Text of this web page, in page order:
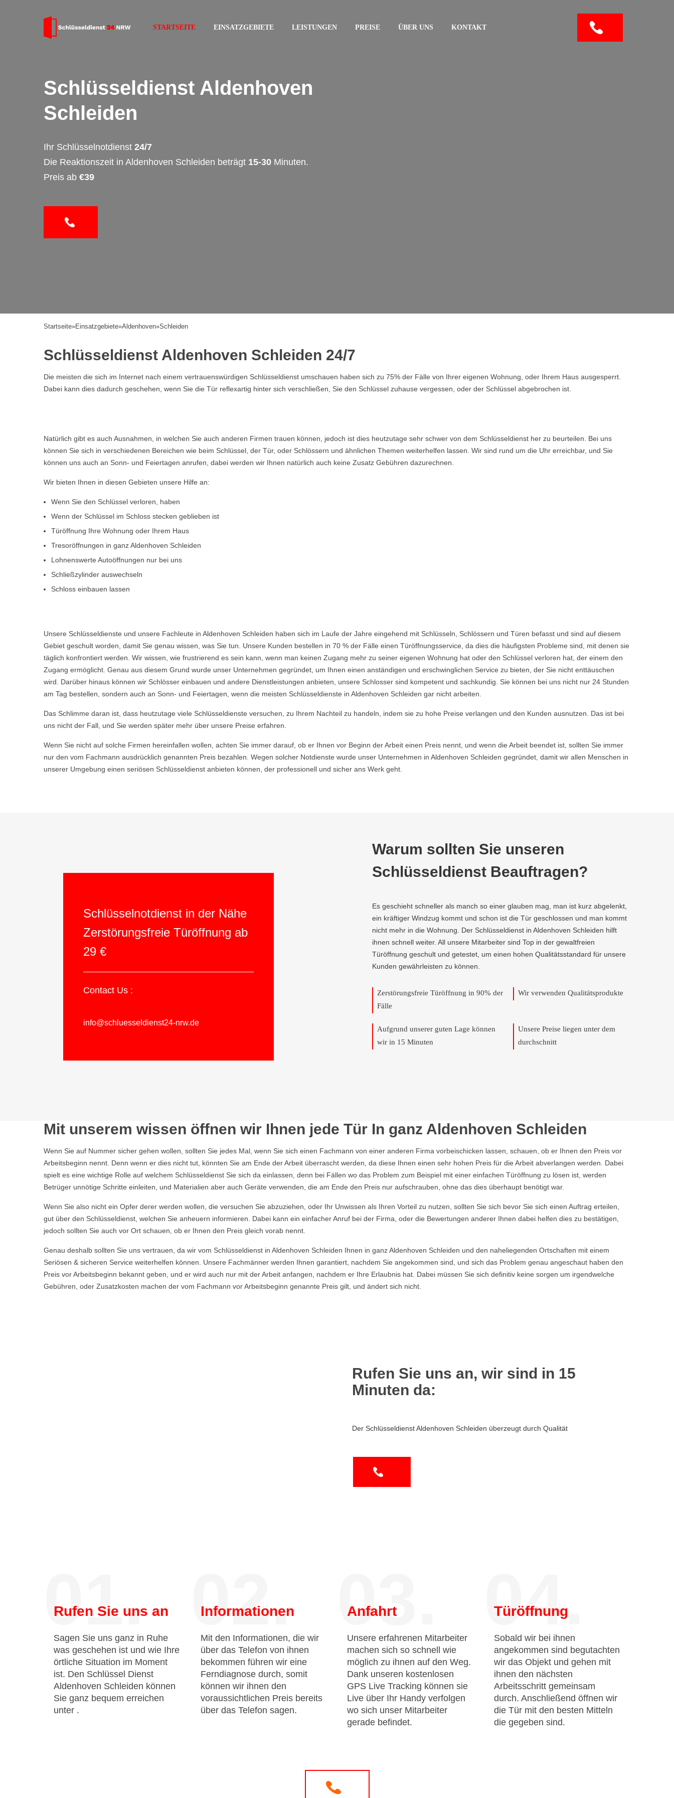
STARTSEITE EINSATZGEBIETE LEISTUNGEN PREISE ÜBER UNS KONTAKT
Schlüsseldienst Aldenhoven
Schleiden
Ihr Schlüsselnotdienst 24/7
Die Reaktionszeit in Aldenhoven Schleiden beträgt 15-30 Minuten.
Preis ab €39
Startseite»Einsatzgebiete»Aldenhoven»Schleiden
Schlüsseldienst Aldenhoven Schleiden 24/7
Die meisten die sich im Internet nach einem vertrauenswürdigen Schlüsseldienst umschauen haben sich zu 75% der Fälle von Ihrer eigenen Wohnung, oder Ihrem Haus ausgesperrt.
Dabei kann dies dadurch geschehen, wenn Sie die Tür reflexartig hinter sich verschließen, Sie den Schlüssel zuhause vergessen, oder der Schlüssel abgebrochen ist.
Natürlich gibt es auch Ausnahmen, in welchen Sie auch anderen Firmen trauen können, jedoch ist dies heutzutage sehr schwer von dem Schlüsseldienst her zu beurteilen. Bei uns
können Sie sich in verschiedenen Bereichen wie beim Schlüssel, der Tür, oder Schlössern und ähnlichen Themen weiterhelfen lassen. Wir sind rund um die Uhr erreichbar, und Sie
können uns auch an Sonn- und Feiertagen anrufen, dabei werden wir Ihnen natürlich auch keine Zusatz Gebühren dazurechnen.
Wir bieten Ihnen in diesen Gebieten unsere Hilfe an:
Wenn Sie den Schlüssel verloren, haben
Wenn der Schlüssel im Schloss stecken geblieben ist
Türöffnung Ihre Wohnung oder Ihrem Haus
Tresoröffnungen in ganz Aldenhoven Schleiden
Lohnenswerte Autoöffnungen nur bei uns
Schließzylinder auswechseln
Schloss einbauen lassen
Unsere Schlüsseldienste und unsere Fachleute in Aldenhoven Schleiden haben sich im Laufe der Jahre eingehend mit Schlüsseln, Schlössern und Türen befasst und sind auf diesem
Gebiet geschult worden, damit Sie genau wissen, was Sie tun. Unsere Kunden bestellen in 70 % der Fälle einen Türöffnungsservice, da dies die häufigsten Probleme sind, mit denen sie
täglich konfrontiert werden. Wir wissen, wie frustrierend es sein kann, wenn man keinen Zugang mehr zu seiner eigenen Wohnung hat oder den Schlüssel verloren hat, der einem den
Zugang ermöglicht. Genau aus diesem Grund wurde unser Unternehmen gegründet, um Ihnen einen anständigen und erschwinglichen Service zu bieten, der Sie nicht enttäuschen
wird. Darüber hinaus können wir Schlösser einbauen und andere Dienstleistungen anbieten, unsere Schlosser sind kompetent und sachkundig. Sie können bei uns nicht nur 24 Stunden
am Tag bestellen, sondern auch an Sonn- und Feiertagen, wenn die meisten Schlüsseldienste in Aldenhoven Schleiden gar nicht arbeiten.
Das Schlimme daran ist, dass heutzutage viele Schlüsseldienste versuchen, zu Ihrem Nachteil zu handeln, indem sie zu hohe Preise verlangen und den Kunden ausnutzen. Das ist bei
uns nicht der Fall, und Sie werden später mehr über unsere Preise erfahren.
Wenn Sie nicht auf solche Firmen hereinfallen wollen, achten Sie immer darauf, ob er Ihnen vor Beginn der Arbeit einen Preis nennt, und wenn die Arbeit beendet ist, sollten Sie immer
nur den vom Fachmann ausdrücklich genannten Preis bezahlen. Wegen solcher Notdienste wurde unser Unternehmen in Aldenhoven Schleiden gegründet, damit wir allen Menschen in
unserer Umgebung einen seriösen Schlüsseldienst anbieten können, der professionell und sicher ans Werk geht.
Schlüsselnotdienst in der Nähe
Zerstörungsfreie Türöffnung ab
29 €
Contact Us :
info@schluesseldienst24-nrw.de
Warum sollten Sie unseren
Schlüsseldienst Beauftragen?
Es geschieht schneller als manch so einer glauben mag, man ist kurz abgelenkt,
ein kräftiger Windzug kommt und schon ist die Tür geschlossen und man kommt
nicht mehr in die Wohnung. Der Schlüsseldienst in Aldenhoven Schleiden hilft
ihnen schnell weiter. All unsere Mitarbeiter sind Top in der gewaltfreien
Türöffnung geschult und getestet, um einen hohen Qualitätsstandard für unsere
Kunden gewährleisten zu können.
Zerstörungsfreie Türöffnung in 90% der
Fälle
Wir verwenden Qualitätsprodukte
Aufgrund unserer guten Lage können
wir in 15 Minuten
Unsere Preise liegen unter dem
durchschnitt
Mit unserem wissen öffnen wir Ihnen jede Tür In ganz Aldenhoven Schleiden
Wenn Sie auf Nummer sicher gehen wollen, sollten Sie jedes Mal, wenn Sie sich einen Fachmann von einer anderen Firma vorbeischicken lassen, schauen, ob er Ihnen den Preis vor
Arbeitsbeginn nennt. Denn wenn er dies nicht tut, könnten Sie am Ende der Arbeit überrascht werden, da diese Ihnen einen sehr hohen Preis für die Arbeit abverlangen werden. Dabei
spielt es eine wichtige Rolle auf welchem Schlüsseldienst Sie sich da einlassen, denn bei Fällen wo das Problem zum Beispiel mit einer einfachen Türöffnung zu lösen ist, werden
Betrüger unnötige Schritte einleiten, und Materialien aber auch Geräte verwenden, die am Ende den Preis nur aufschrauben, ohne das dies überhaupt benötigt war.
Wenn Sie also nicht ein Opfer derer werden wollen, die versuchen Sie abzuziehen, oder Ihr Unwissen als Ihren Vorteil zu nutzen, sollten Sie sich bevor Sie sich einen Auftrag erteilen,
gut über den Schlüsseldienst, welchen Sie anheuern informieren. Dabei kann ein einfacher Anruf bei der Firma, oder die Bewertungen anderer Ihnen dabei helfen dies zu bestätigen,
jedoch sollten Sie auch vor Ort schauen, ob er Ihnen den Preis gleich vorab nennt.
Genau deshalb sollten Sie uns vertrauen, da wir vom Schlüsseldienst in Aldenhoven Schleiden Ihnen in ganz Aldenhoven Schleiden und den naheliegenden Ortschaften mit einem
Seriösen & sicheren Service weiterhelfen können. Unsere Fachmänner werden Ihnen garantiert, nachdem Sie angekommen sind, und sich das Problem genau angeschaut haben den
Preis vor Arbeitsbeginn bekannt geben, und er wird auch nur mit der Arbeit anfangen, nachdem er Ihre Erlaubnis hat. Dabei müssen Sie sich definitiv keine sorgen um irgendwelche
Gebühren, oder Zusatzkosten machen der vom Fachmann vor Arbeitsbeginn genannte Preis gilt, und ändert sich nicht.
Rufen Sie uns an, wir sind in 15
Minuten da:
Der Schlüsseldienst Aldenhoven Schleiden überzeugt durch Qualität
01.
Rufen Sie uns an
Sagen Sie uns ganz in Ruhe
was geschehen ist und wie Ihre
örtliche Situation im Moment
ist. Den Schlüssel Dienst
Aldenhoven Schleiden können
Sie ganz bequem erreichen
unter .
02.
Informationen
Mit den Informationen, die wir
über das Telefon von ihnen
bekommen führen wir eine
Ferndiagnose durch, somit
können wir ihnen den
voraussichtlichen Preis bereits
über das Telefon sagen.
03.
Anfahrt
Unsere erfahrenen Mitarbeiter
machen sich so schnell wie
möglich zu ihnen auf den Weg.
Dank unseren kostenlosen
GPS Live Tracking können sie
Live über Ihr Handy verfolgen
wo sich unser Mitarbeiter
gerade befindet.
04.
Türöffnung
Sobald wir bei ihnen
angekommen sind begutachten
wir das Objekt und gehen mit
ihnen den nächsten
Arbeitsschritt gemeinsam
durch. Anschließend öffnen wir
die Tür mit den besten Mitteln
die gegeben sind.